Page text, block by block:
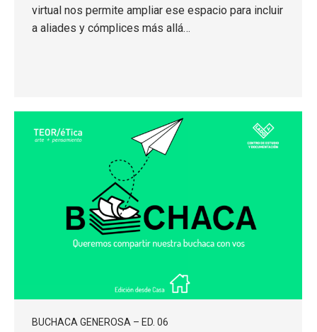
virtual nos permite ampliar ese espacio para incluir
a aliades y cómplices más allá…
BUCHACA GENEROSA – ED. 06